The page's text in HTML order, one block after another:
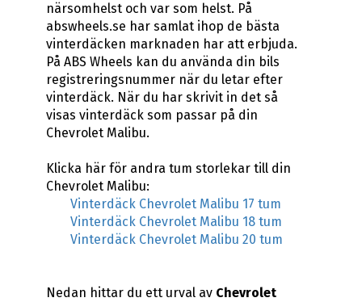
närsomhelst och var som helst. På
abswheels.se har samlat ihop de bästa
vinterdäcken marknaden har att erbjuda.
På ABS Wheels kan du använda din bils
registreringsnummer när du letar efter
vinterdäck. När du har skrivit in det så
visas vinterdäck som passar på din
Chevrolet Malibu.
Klicka här för andra tum storlekar till din
Chevrolet Malibu:
Vinterdäck Chevrolet Malibu 17 tum
Vinterdäck Chevrolet Malibu 18 tum
Vinterdäck Chevrolet Malibu 20 tum
Nedan hittar du ett urval av Chevrolet